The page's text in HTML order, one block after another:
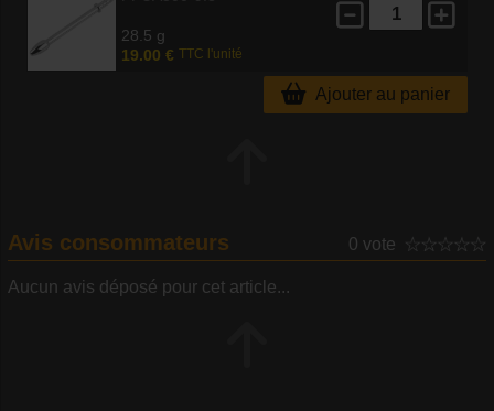
28.5 g
19.00 € TTC l'unité
Ajouter au panier
Avis consommateurs 0 vote
Aucun avis déposé pour cet article...